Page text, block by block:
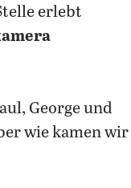
erlebt
George und
wie kamen wir